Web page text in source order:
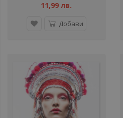
11,99 лв.
Добави